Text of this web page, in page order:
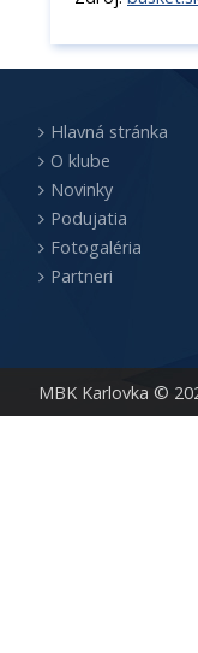
MBK Karlovka ©
Hlavná stránka
O klube
Novinky
Podujatia
Fotogaléria
Partneri